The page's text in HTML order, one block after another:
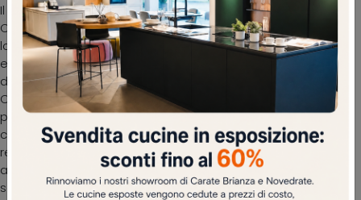
Il modello Mobile Bagno da appoggio B201 BD001 di
Compab in laccato opaco qui offerto impreziosisce il
locale all'insegna di creatività e design, con grande
eleganza. Ricca offerta di forme e cromie per le proposte
di Arredo Bagno moderno con mobili bagno a terra di
Compab, soluzioni sempre votate alla massima
progettualità. Il noto e conosciuto marchio propone
composizioni per la sala da bagno di ogni tipo, così da
rendere l’arredo del locale veramente personalizzabile,
agibile e versatile. Per merito della ricca collezione di
soluzioni di Arredo Bagno moderno con mobili bagno a